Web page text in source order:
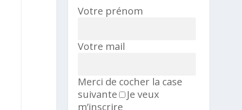
Votre prénom
Votre mail
Merci de cocher la case
suivante
Je veux
m’inscrire